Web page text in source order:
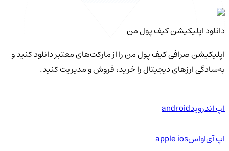
دانلود اپلیکیشن کیف‌ پول من
اپلیکیشن صرافی کیف پول من را از مارکت‌های معتبر دانلود کنید و
به‌سادگی ارزهای دیجیتال را خرید، فروش و مدیریت کنید.
اپ اندرویدandroid
اپ آی‌او‌اسapple ios